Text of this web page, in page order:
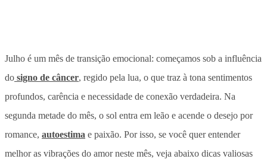
Julho é um mês de transição emocional: começamos sob a influência
do signo de câncer, regido pela lua, o que traz à tona sentimentos
profundos, carência e necessidade de conexão verdadeira. Na
segunda metade do mês, o sol entra em leão e acende o desejo por
romance, autoestima e paixão. Por isso, se você quer entender
melhor as vibrações do amor neste mês, veja abaixo dicas valiosas